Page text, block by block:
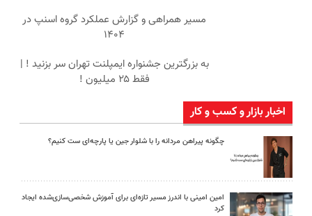
مسیر همراهی و گزارش عملکرد گروه اسنپ در
۱۴۰۴
به بزرگترین جشنواره ایمپلنت تهران سر بزنید ! |
فقط ۲۵ میلیون !
اخبار بازار و کسب و کار
چگونه پیراهن مردانه را با شلوار جین یا پارچه‌ای ست کنیم؟
امین امینی با اندرز مسیر تازه‌ای برای آموزش شخصی‌سازی‌شده ایجاد
کرد